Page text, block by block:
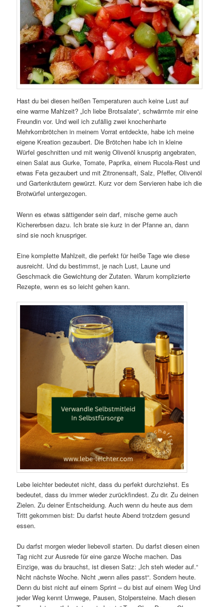
Hast du bei diesen heißen Temperaturen auch keine Lust auf
eine warme Mahlzeit? „Ich liebe Brotsalate“, schwärmte mir eine
Freundin vor. Und weil ich zufällig zwei knochenharte
Mehrkornbrötchen in meinem Vorrat entdeckte, habe ich meine
eigene Kreation gezaubert. Die Brötchen habe ich in kleine
Würfel geschnitten und mit wenig Olivenöl knusprig angebraten,
einen Salat aus Gurke, Tomate, Paprika, einem Rucola-Rest und
etwas Feta gezaubert und mit Zitronensaft, Salz, Pfeffer, Olivenöl
und Gartenkräutern gewürzt. Kurz vor dem Servieren habe ich die
Brotwürfel untergezogen.
Wenn es etwas sättigender sein darf, mische gerne auch
Kichererbsen dazu. Ich brate sie kurz in der Pfanne an, dann
sind sie noch knuspriger.
Eine komplette Mahlzeit, die perfekt für heiße Tage wie diese
ausreicht. Und du bestimmst, je nach Lust, Laune und
Geschmack die Gewichtung der Zutaten. Warum komplizierte
Rezepte, wenn es so leicht gehen kann.
Lebe leichter bedeutet nicht, dass du perfekt durchziehst. Es
bedeutet, dass du immer wieder zurückfindest. Zu dir. Zu deinen
Zielen. Zu deiner Entscheidung. Auch wenn du heute aus dem
Tritt gekommen bist: Du darfst heute Abend trotzdem gesund
essen.
Du darfst morgen wieder liebevoll starten. Du darfst diesen einen
Tag nicht zur Ausrede für eine ganze Woche machen. Das
Einzige, was du brauchst, ist diesen Satz: „Ich steh wieder auf.“
Nicht nächste Woche. Nicht „wenn alles passt“. Sondern heute.
Denn du bist nicht auf einem Sprint – du bist auf einem Weg Und
jeder Weg kennt Umwege, Pausen, Stolpersteine. Mach diesen